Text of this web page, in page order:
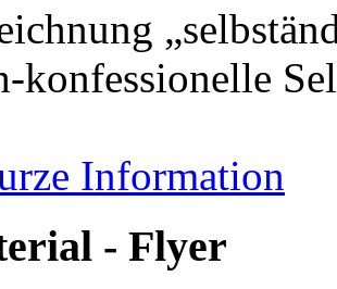
konfessionelle
Information
- Flyer